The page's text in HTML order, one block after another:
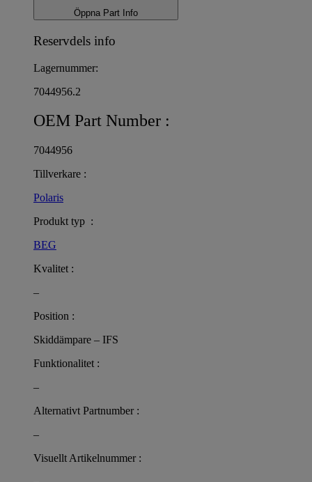
Öppna Part Info
Reservdels info
Lagernummer:
7044956.2
OEM Part Number :
7044956
Tillverkare :
Polaris
Produkt typ :
BEG
Kvalitet :
–
Position :
Skiddämpare – IFS
Funktionalitet :
–
Alternativt Partnumber :
–
Visuellt Artikelnummer :